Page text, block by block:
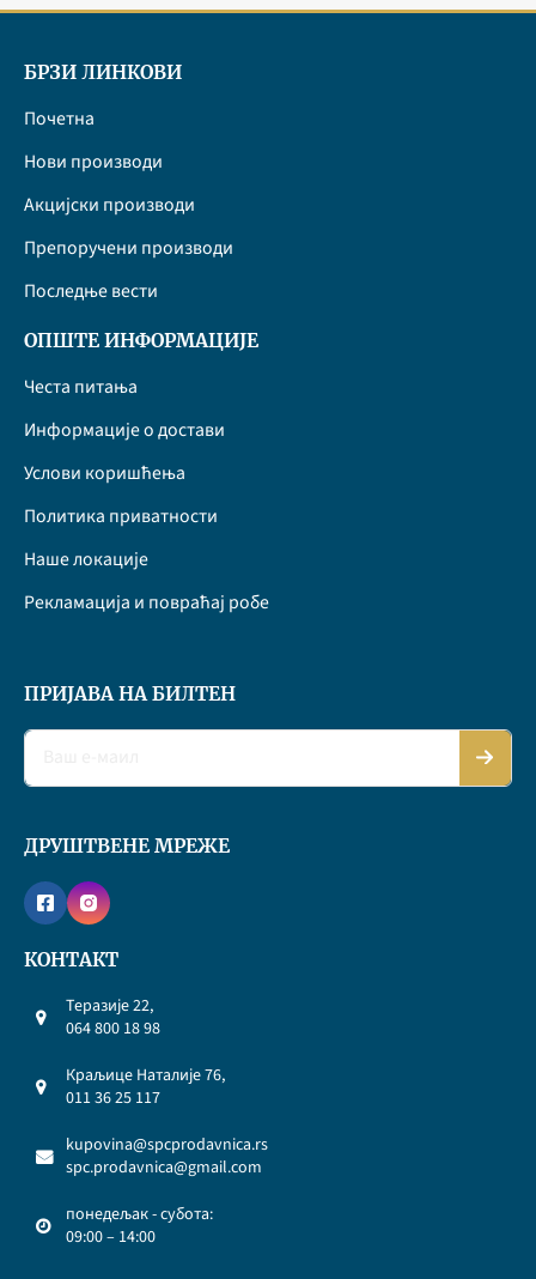
БРЗИ ЛИНКОВИ
Почетна
Нови производи
Акцијски производи
Препоручени производи
Последње вести
ОПШТЕ ИНФОРМАЦИЈЕ
Честа питања
Информације о достави
Услови коришћења
Политика приватности
Наше локације
Рекламација и повраћај робе
ПРИЈАВА НА БИЛТЕН
ДРУШТВЕНЕ МРЕЖЕ
КОНТАКТ
Теразије 22,
064 800 18 98
Краљице Наталије 76,
011 36 25 117
kupovina@spcprodavnica.rs
spc.prodavnica@gmail.com
понедељак - субота:
09:00 – 14:00